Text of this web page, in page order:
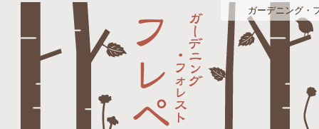
ガーデニング・